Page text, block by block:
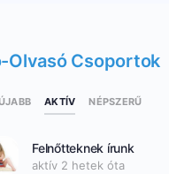
Olvasó Csoportok
AKTÍV NÉPSZERŰ
Felnőtteknek írunk
aktív 2 hetek óta